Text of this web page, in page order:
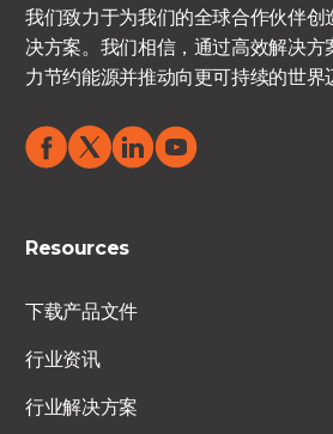
我们致力于为我们的全球合作伙伴创
决方案。我们相信，通过高效解决
力节约能源并推动向更可持续的世界
Resources
下载产品文件
行业资讯
行业解决方案